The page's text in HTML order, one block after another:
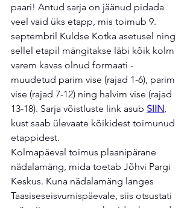
paari! Antud sarja on jäänud pidada
veel vaid üks etapp, mis toimub 9.
septembril Kuldse Kotka asetusel ning
sellel etapil mängitakse läbi kõik kolm
varem kavas olnud formaati -
muudetud parim vise (rajad 1-6), parim
vise (rajad 7-12) ning halvim vise (rajad
13-18). Sarja võistluste link asub SIIN,
kust saab ülevaate kõikidest toimunud
etappidest.
Kolmapäeval toimus plaanipärane
nädalamäng, mida toetab Jõhvi Pargi
Keskus. Kuna nädalamäng langes
Taasiseseisvumispäevale, siis otsustati